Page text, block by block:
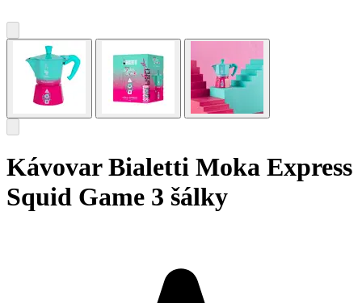
Kávovar Bialetti Moka Express
Squid Game 3 šálky